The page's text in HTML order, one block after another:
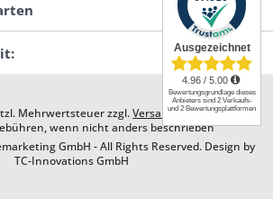
Mehrwertsteuer zzgl.Versandkostenund ggf.
wenn nicht anders beschrieben
GmbH - All Rights Reserved. Design by
TC-Innovations GmbH